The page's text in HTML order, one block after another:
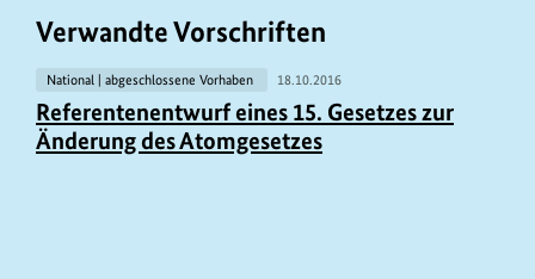
i
n
k
s
Verwandte Vorschriften
National | abgeschlossene Vorhaben 18.10.2016
Referentenentwurf eines 15. Gesetzes zur
Änderung des Atomgesetzes